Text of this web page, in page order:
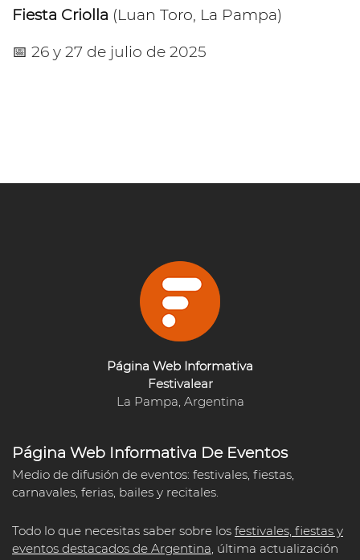
Fiesta Criolla (Luan Toro, La Pampa)
📅 26 y 27 de julio de 2025
Página Web Informativa
Festivalear
La Pampa, Argentina
Página Web Informativa De Eventos
Medio de difusión de eventos: festivales, fiestas,
carnavales, ferias, bailes y recitales.
Todo lo que necesitas saber sobre los festivales, fiestas y
eventos destacados de Argentina , última actualización